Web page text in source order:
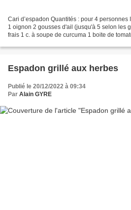
Cari d’espadon Quantités : pour 4
1 oignon 2 gousses d'ail (jusqu'à 5 selon les
frais 1 c. à soupe de curcuma 1 boite de
Espadon grillé aux herbes
Publié le 20/12/2022 à 09:34
Par Alain GYRE